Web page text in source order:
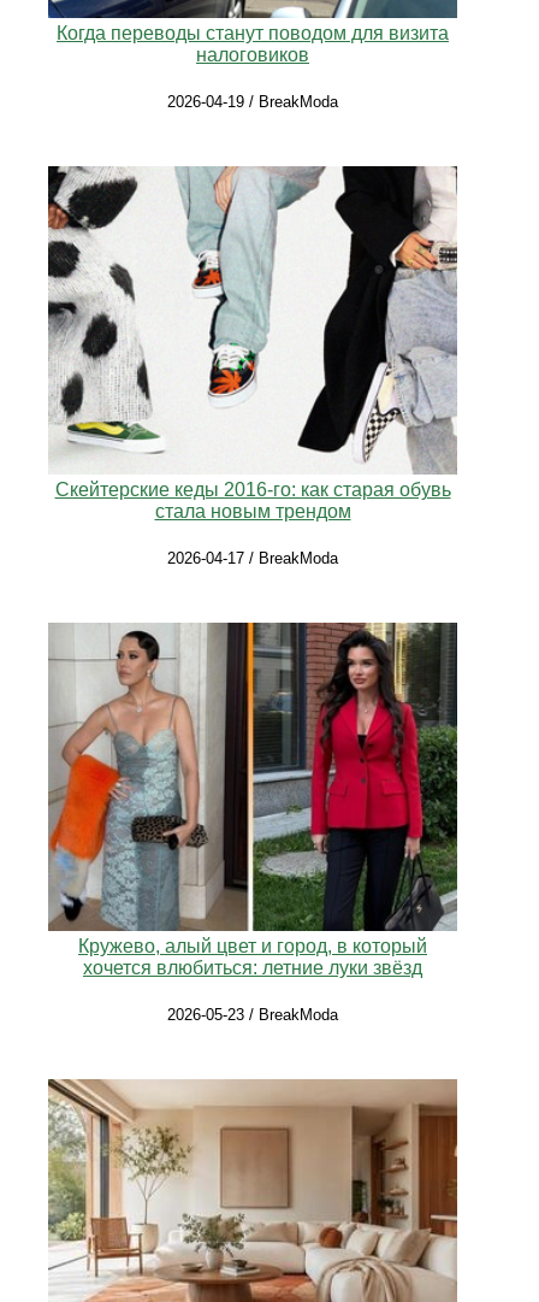
Когда переводы станут поводом для визита
налоговиков
2026-04-19 / BreakModa
Скейтерские кеды 2016-го: как старая обувь
стала новым трендом
2026-04-17 / BreakModa
Кружево, алый цвет и город, в который
хочется влюбиться: летние луки звёзд
2026-05-23 / BreakModa